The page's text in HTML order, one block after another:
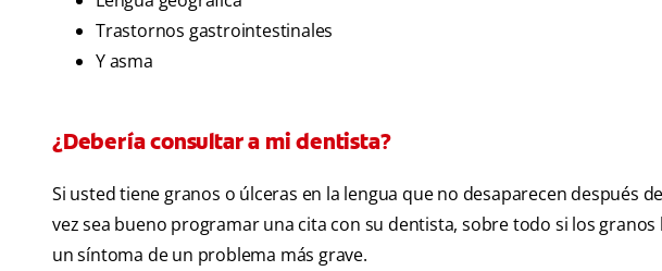
Trastornos gastrointestinales
Y asma
¿Debería consultar a mi dentista?
Si usted tiene granos o úlceras en la lengua que no desaparecen después
vez sea bueno programar una cita con su dentista, sobre todo si los
un síntoma de un problema más grave.